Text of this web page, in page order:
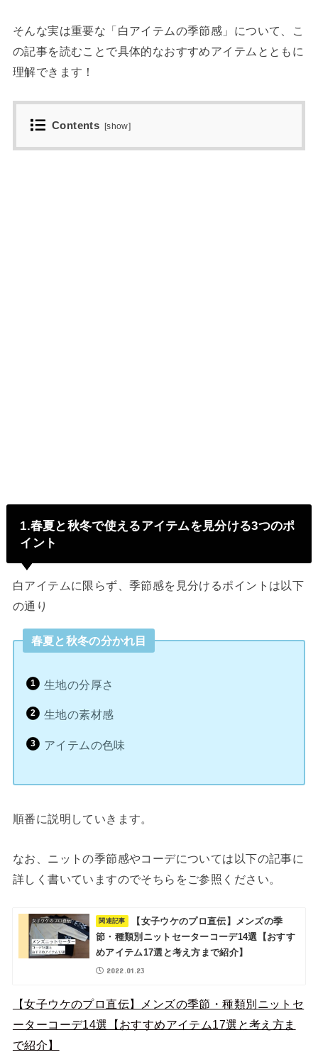
そんな実は重要な「白アイテムの季節感」について、こ
の記事を読むことで具体的なおすすめアイテムとともに
理解できます！
Contents [show]
1.春夏と秋冬で使えるアイテムを見分ける3つのポ
イント
白アイテムに限らず、季節感を見分けるポイントは以下
の通り
春夏と秋冬の分かれ目
生地の分厚さ
生地の素材感
アイテムの色味
順番に説明していきます。
なお、ニットの季節感やコーデについては以下の記事に
詳しく書いていますのでそちらをご参照ください。
【女子ウケのプロ直伝】メンズの季
節・種類別ニットセーターコーデ14選【おすす
めアイテム17選と考え方まで紹介】
2022.01.23
【女子ウケのプロ直伝】メンズの季節・種類別ニットセ
ーターコーデ14選【おすすめアイテム17選と考え方ま
で紹介】